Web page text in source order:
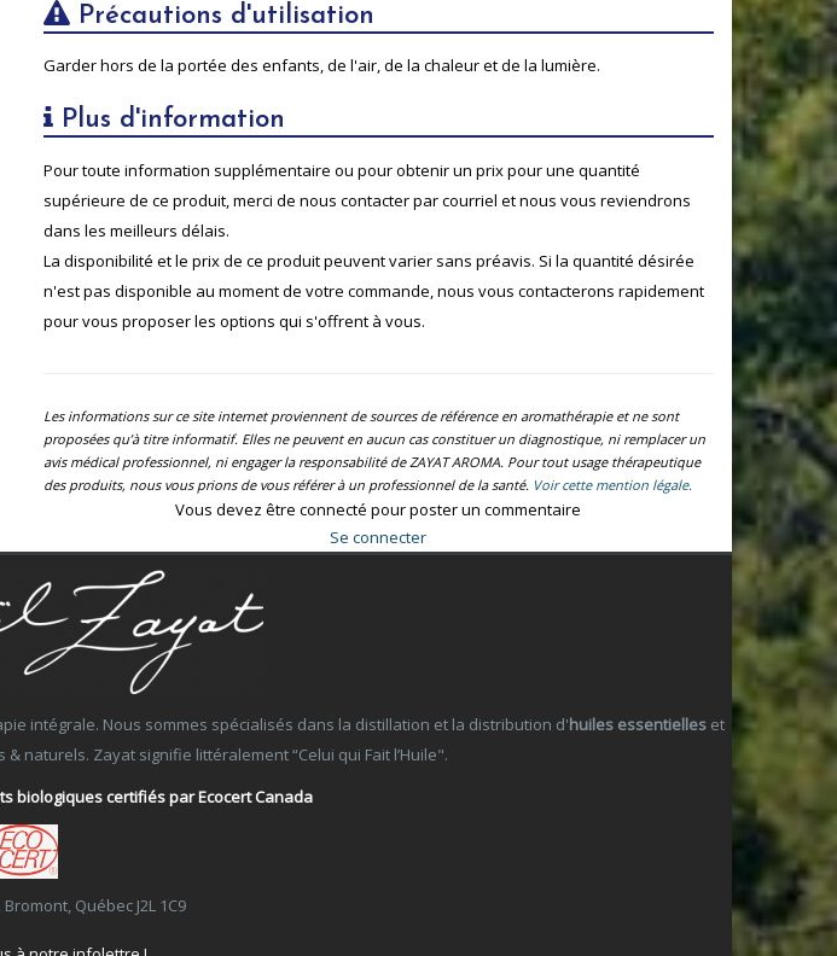
Précautions d'utilisation
Garder hors de la portée des enfants, de l'air, de la chaleur et de la lumière.
Plus d'information
Pour toute information supplémentaire ou pour obtenir un prix pour une quantité
supérieure de ce produit, merci de nous contacter par courriel et nous vous reviendrons
dans les meilleurs délais.
La disponibilité et le prix de ce produit peuvent varier sans préavis. Si la quantité désirée
n'est pas disponible au moment de votre commande, nous vous contacterons rapidement
pour vous proposer les options qui s'offrent à vous.
Les informations sur ce site internet proviennent de sources de référence en aromathérapie et ne sont
proposées qu’à titre informatif. Elles ne peuvent en aucun cas constituer un diagnostique, ni remplacer un
avis médical professionnel, ni engager la responsabilité de ZAYAT AROMA. Pour tout usage thérapeutique
des produits, nous vous prions de vous référer à un professionnel de la santé. Voir cette mention légale.
Vous devez être connecté pour poster un commentaire
Se connecter
intégrale. Nous sommes spécialisés dans la distillation et la distribution d'huiles essentielles et
naturels. Zayat signifie littéralement “Celui qui Fait l’Huile".
biologiques certifiés par Ecocert Canada
Québec J2L 1C9